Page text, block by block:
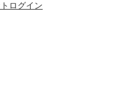
ログイン